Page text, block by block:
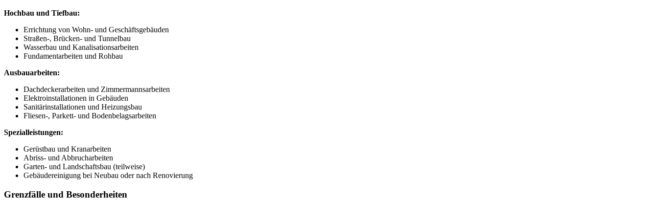
Hochbau und Tiefbau:
Errichtung von Wohn- und Geschäftsgebäuden
Straßen-, Brücken- und Tunnelbau
Wasserbau und Kanalisationsarbeiten
Fundamentarbeiten und Rohbau
Ausbauarbeiten:
Dachdeckerarbeiten und Zimmermannsarbeiten
Elektroinstallationen in Gebäuden
Sanitärinstallationen und Heizungsbau
Fliesen-, Parkett- und Bodenbelagsarbeiten
Spezialleistungen:
Gerüstbau und Kranarbeiten
Abriss- und Abbrucharbeiten
Garten- und Landschaftsbau (teilweise)
Gebäudereinigung bei Neubau oder nach Renovierung
Grenzfälle und Besonderheiten